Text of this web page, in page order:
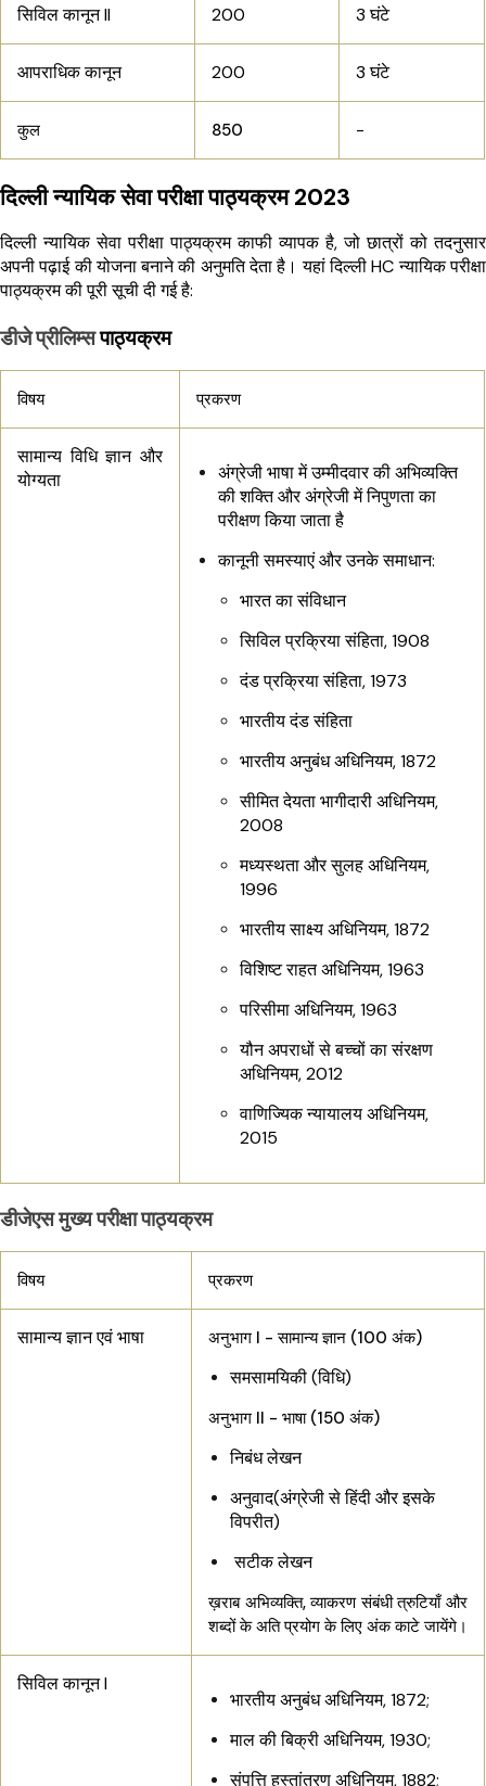
सिविल कानून II 200 3 घंटे
आपराधिक कानून 200 3 घंटे
कुल 850 -
दिल्ली न्यायिक सेवा परीक्षा पाठ्यक्रम 2023
दिल्ली न्यायिक सेवा परीक्षा पाठ्यक्रम काफी व्यापक है, जो छात्रों को तदनुसार
अपनी पढ़ाई की योजना बनाने की अनुमति देता है। यहां दिल्ली HC न्यायिक परीक्षा
पाठ्यक्रम की पूरी सूची दी गई है:
डीजे प्रीलिम्सपाठ्यक्रम
विषय प्रकरण
सामान्य विधि ज्ञान और
योग्यता
अंग्रेजी भाषा में उम्मीदवार की अभिव्यक्ति
की शक्ति और अंग्रेजी में निपुणता का
परीक्षण किया जाता है
कानूनी समस्याएं और उनके समाधान:
भारत का संविधान
सिविल प्रक्रिया संहिता, 1908
दंड प्रक्रिया संहिता, 1973
भारतीय दंड संहिता
भारतीय अनुबंध अधिनियम, 1872
सीमित देयता भागीदारी अधिनियम,
2008
मध्यस्थता और सुलह अधिनियम,
1996
भारतीय साक्ष्य अधिनियम, 1872
विशिष्ट राहत अधिनियम, 1963
परिसीमा अधिनियम, 1963
यौन अपराधों से बच्चों का संरक्षण
अधिनियम, 2012
वाणिज्यिक न्यायालय अधिनियम,
2015
डीजेएस मुख्य परीक्षा पाठ्यक्रम
विषय प्रकरण
सामान्य ज्ञान एवं भाषा अनुभाग I - सामान्य ज्ञान (100 अंक)
समसामयिकी (विधि)
अनुभाग II - भाषा (150 अंक)
निबंध लेखन
अनुवाद(अंग्रेजी से हिंदी और इसके
विपरीत)
सटीक लेखन
ख़राब अभिव्यक्ति, व्याकरण संबंधी त्रुटियाँ और
शब्दों के अति प्रयोग के लिए अंक काटे जायेंगे।
सिविल कानून I
भारतीय अनुबंध अधिनियम, 1872;
माल की बिक्री अधिनियम, 1930;
संपत्ति हस्तांतरण अधिनियम, 1882;